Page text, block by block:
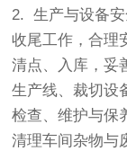
2. 生产与设备
收尾工作，合理
清点、入库，妥
生产线、裁切设
检查、维护与保
清理车间杂物与